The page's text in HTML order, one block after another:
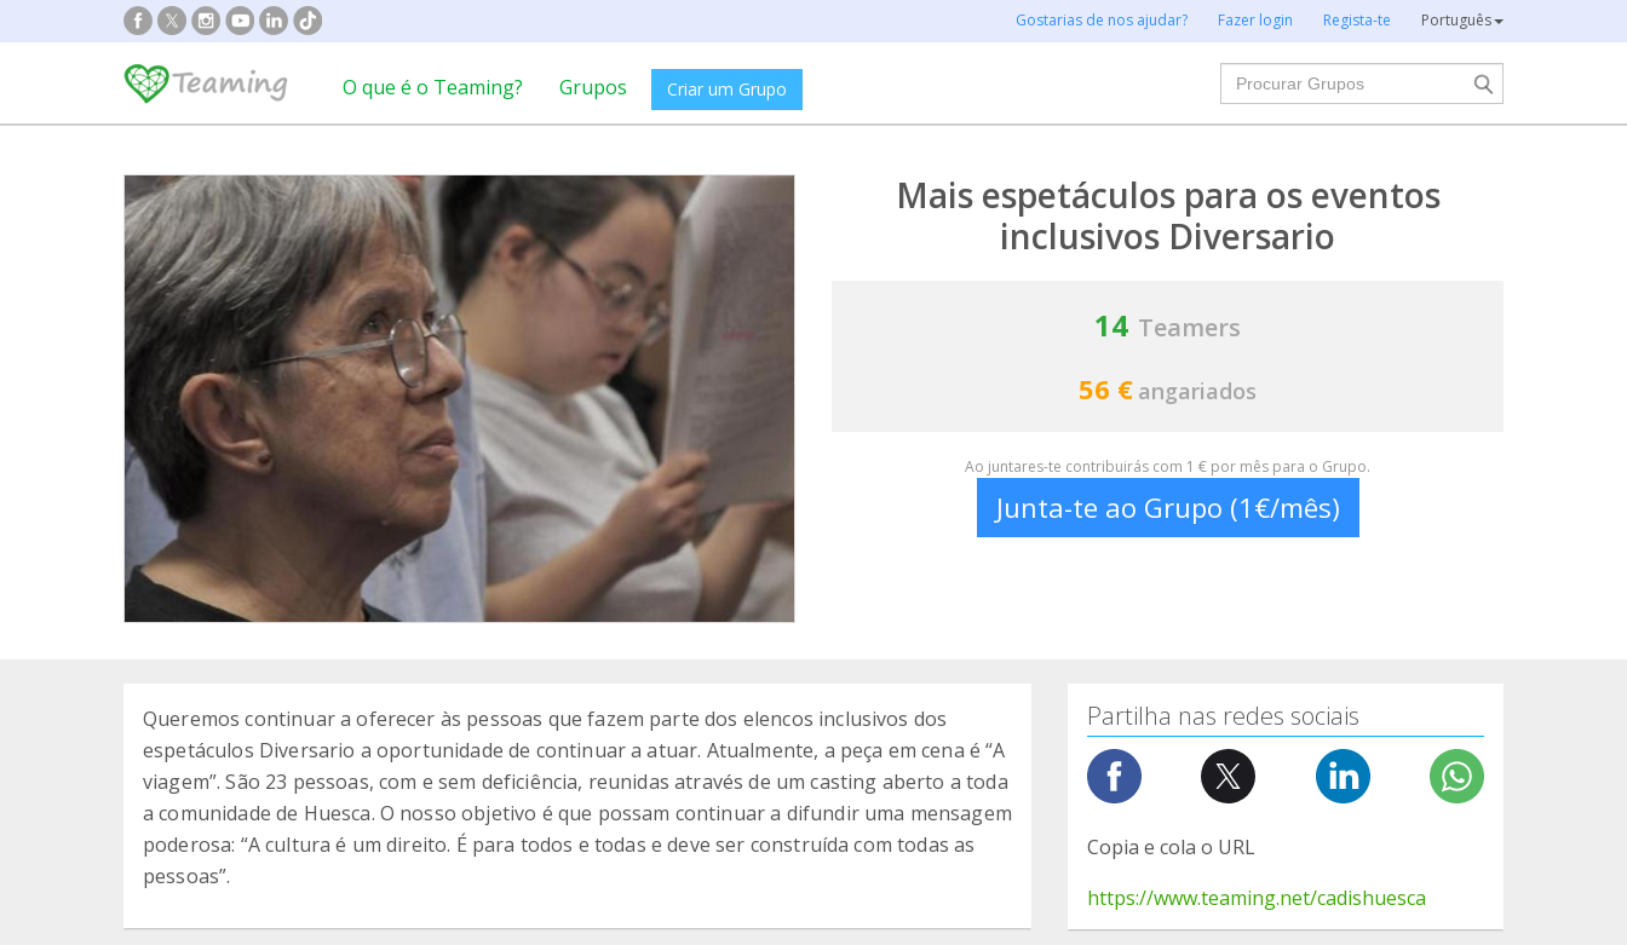
Gostarias de nos ajudar? Fazer login Regista-te Português
O que é o Teaming? Grupos Criar um Grupo
Procurar
Mais espetáculos para os eventos
inclusivos Diversario
14 Teamers
56 € angariados
Ao juntares-te contribuirás com 1 € por mês para o Grupo.
Junta-te ao Grupo (1€/mês)
Queremos continuar a oferecer às pessoas que fazem parte dos elencos inclusivos dos
espetáculos Diversario a oportunidade de continuar a atuar. Atualmente, a peça em cena é “A
viagem”. São 23 pessoas, com e sem deficiência, reunidas através de um casting aberto a toda
a comunidade de Huesca. O nosso objetivo é que possam continuar a difundir uma mensagem
poderosa: “A cultura é um direito. É para todos e todas e deve ser construída com todas as
pessoas”.
Partilha nas redes sociais
Copia e cola o URL
https://www.teaming.net/cadishuesca